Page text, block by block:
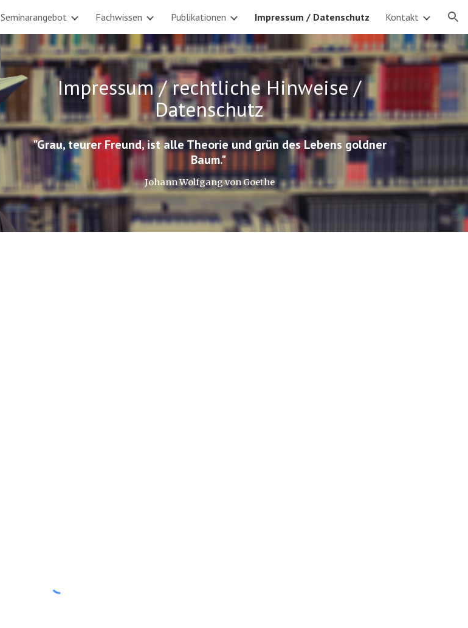
Skip to navigation
Seminarangebot Fachwissen Publikationen Impressum / Datenschutz Kontakt
Impressum / rechtliche Hinweise /
Datenschutz
"Grau, teurer Freund, ist alle Theorie und grün des Lebens goldner
Baum."
Johann Wolfgang von Goethe